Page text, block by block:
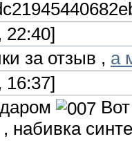
22:40]
за отзыв , а
16:37]
, набивка